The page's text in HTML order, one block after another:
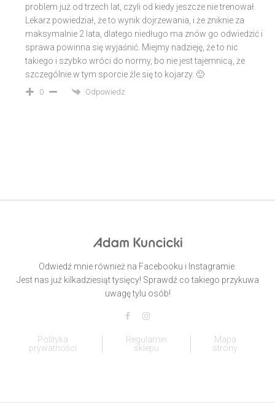
problem już od trzech lat, czyli od kiedy jeszcze nie trenował.
Lekarz powiedział, że to wynik dojrzewania, i że zniknie za
maksymalnie 2 lata, dlatego niedługo ma znów go odwiedzić i
sprawa powinna się wyjaśnić. Miejmy nadzieję, że to nic
takiego i szybko wróci do normy, bo nie jest tajemnicą, że
szczególnie w tym sporcie źle się to kojarzy. 🙂
0 Odpowiedz
Odwiedź mnie również na Facebooku i Instagramie.
Jest nas już kilkadziesiąt tysięcy! Sprawdź co takiego przykuwa
uwagę tylu osób!
Polityka
prywatności
Regulamin
sklepu
Mapa
strony